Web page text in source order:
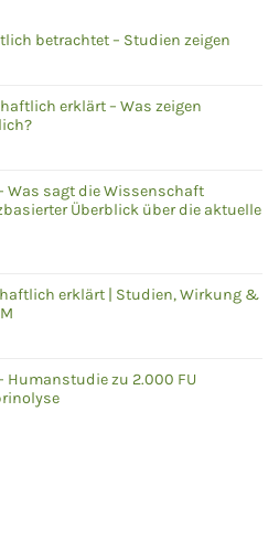
betrachtet – Studien zeigen
erklärt – Was zeigen
Was sagt die Wissenschaft
Überblick über die aktuelle
erklärt | Studien, Wirkung &
Humanstudie zu 2.000 FU